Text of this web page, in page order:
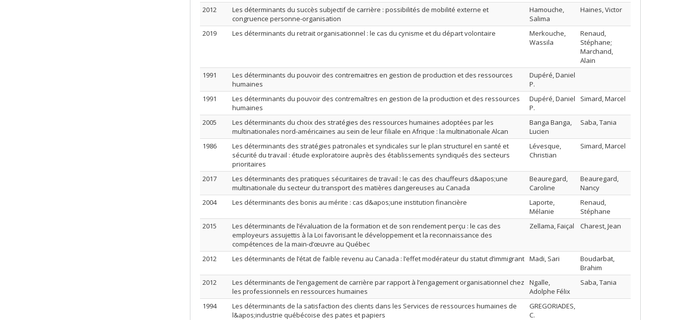
2012
Les déterminants du succès subjectif de carrière : possibilités de mobilité externe et
congruence personne-organisation
Hamouche,
Salima
Haines, Victor
2019 Les déterminants du retrait organisationnel : le cas du cynisme et du départ volontaire
Merkouche,
Wassila
Renaud,
Stéphane;
Marchand,
Alain
1991
Les déterminants du pouvoir des contremaitres en gestion de production et des ressources
humaines
Dupéré, Daniel
P.
1991
Les déterminants du pouvoir des contremaîtres en gestion de la production et des ressources
humaines
Dupéré, Daniel
P.
Simard, Marcel
2005
Les déterminants du choix des stratégies des ressources humaines adoptées par les
multinationales nord-américaines au sein de leur filiale en Afrique : la multinationale Alcan
Banga Banga,
Lucien
Saba, Tania
1986
Les déterminants des stratégies patronales et syndicales sur le plan structurel en santé et
sécurité du travail : étude exploratoire auprès des établissements syndiqués des secteurs
prioritaires
Lévesque,
Christian
Simard, Marcel
2017
Les déterminants des pratiques sécuritaires de travail : le cas des chauffeurs d&apos;une
multinationale du secteur du transport des matières dangereuses au Canada
Beauregard,
Caroline
Beauregard,
Nancy
2004
Les déterminants des bonis au mérite : cas d&apos;une institution financière
Laporte,
Mélanie
Renaud,
Stéphane
2015
Les déterminants de l’évaluation de la formation et de son rendement perçu : le cas des
employeurs assujettis à la Loi favorisant le développement et la reconnaissance des
compétences de la main-d’œuvre au Québec
Zellama, Faiçal Charest, Jean
2012 Les déterminants de l’état de faible revenu au Canada : l’effet modérateur du statut d’immigrant Madi, Sari
Boudarbat,
Brahim
2012
Les déterminants de l’engagement de carrière par rapport à l’engagement organisationnel chez
les professionnels en ressources humaines
Ngalle,
Adolphe Félix
Saba, Tania
1994
Les déterminants de la satisfaction des clients dans les Services de ressources humaines de
l&apos;industrie québécoise des pates et papiers
GREGORIADES,
C.